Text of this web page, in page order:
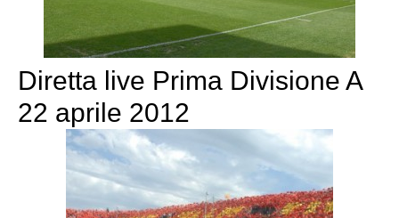
Diretta live Prima Divisione A
22 aprile 2012